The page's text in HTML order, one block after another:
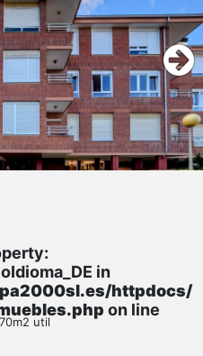
in
httpdocs/
on line
70m2 util